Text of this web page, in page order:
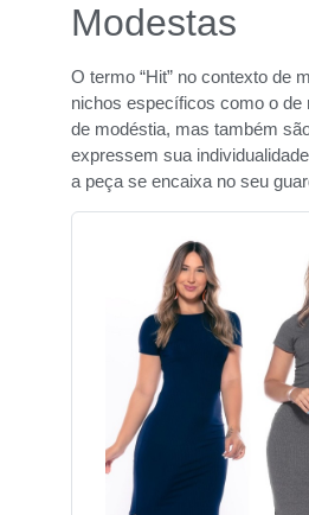
Modestas
O termo “Hit” no contexto de
nichos específicos como o
de modéstia, mas também
expressem sua
a peça se encaixa no seu